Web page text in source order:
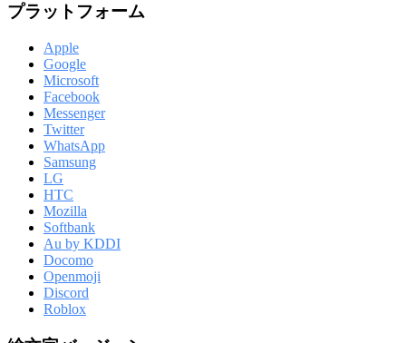
プラットフォーム
Apple
Google
Microsoft
Facebook
Messenger
Twitter
WhatsApp
Samsung
LG
HTC
Mozilla
Softbank
Au by KDDI
Docomo
Openmoji
Discord
Roblox